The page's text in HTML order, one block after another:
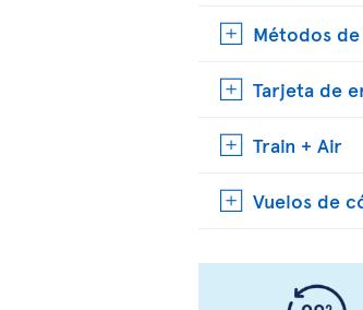
Métodos
Tarjeta de
Train + Air
Vuelos de